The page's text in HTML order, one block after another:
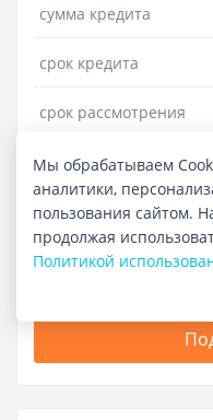
сумма кредита
срок кредита
срок рассмотрения
полная стоимость
ставка
Развернуть детали
Мы обрабатываем
аналитики,
пользования сайтом.
продолжая
Политикой